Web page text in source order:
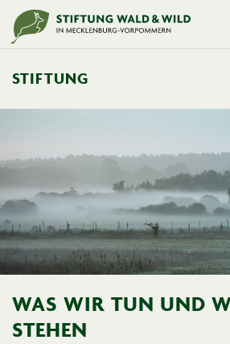
STIFTUNG
WAS WIR TUN UND
STEHEN